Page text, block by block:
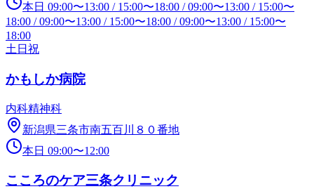
本日 09:00〜13:00 / 15:00〜18:00 /09:00〜13:00 / 15:00〜
18:00 /09:00〜13:00 / 15:00〜18:00 /09:00〜13:00 / 15:00〜
18:00
土日祝
かもしか病院
内科精神科
新潟県三条市南五百川８０番地
本日 09:00〜12:00
こころのケア三条クリニック